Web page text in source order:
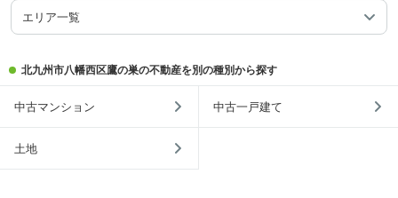
エリア一覧
北九州市八幡西区鷹の巣の不動産を別の種別から探す
中古マンション 中古一戸建て
土地